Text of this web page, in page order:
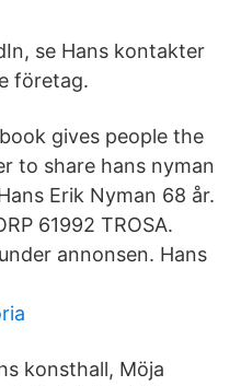
se Hans kontakter
företag.
gives people the
to share hans nyman
Erik Nyman 68 år.
61992 TROSA.
annonsen. Hans
konsthall, Möja